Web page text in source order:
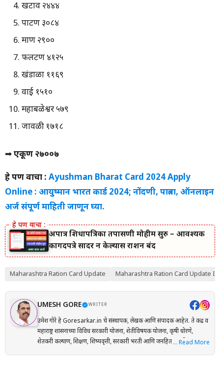
खटाव २४४४
पाटण ३०८४
माण २९००
फलटण ४१२५
खंडाळा ११६९
वाई १५१०
महाबळेश्वर ५७९
जावळी १७१८
➡एकूण २७००७
हे पण वाचा : Ayushman Bharat Card 2024 Apply
Online : आयुष्मान भारत कार्ड 2024; नोंदणी, पात्रता, ऑनलाइन
अर्ज संपूर्ण माहिती जाणून घ्या.
अपात्र शिधापत्रिका तपासणी मोहीम सुरु – आवश्यक
कागदपत्रे सादर न केल्यास राशन बंद
Maharashtra Ration Card Update Maharashtra Ration Card Update
UMESH GORE WRITER
उमेश गोरे हे Goresarkar.in चे संस्थापक, लेखक आणि संपादक आहेत. ते केंद्र व
महाराष्ट्र शासनाच्या विविध सरकारी योजना, शेतीविषयक योजना, कृषी धोरणे,
शेतकरी कल्याण, शिक्षण, शिष्यवृत्ती, सरकारी भरती आणि जनहिताच्या विषयांवर
… Read More